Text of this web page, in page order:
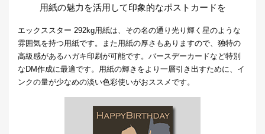
用紙の魅力を活用して印象的なポストカードを
エックススター 292kg用紙は、その名の通り光り輝く星のような
雰囲気を持つ用紙です。また用紙の厚さもありますので、独特の
高級感があるハガキ印刷が可能です。バースデーカードなど特別
なDM作成に最適です。用紙の輝きをより一層引き出すために、イ
ンクの量が少なめの淡い色彩使いがおススメです。